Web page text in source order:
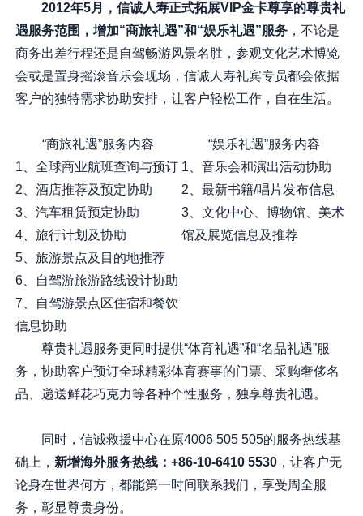
2012年5月，信诚人寿正式拓展VIP金卡尊享的尊贵礼
遇服务范围，增加“商旅礼遇”和“娱乐礼遇”服务，不论是
商务出差行程还是自驾畅游风景名胜，参观文化艺术博览
会或是置身摇滚音乐会现场，信诚人寿礼宾专员都会依据
客户的独特需求协助安排，让客户轻松工作，自在生活。
“商旅礼遇”服务内容
“娱乐礼遇”服务内容
1、全球商业航班查询与预订
2、酒店推荐及预定协助
3、汽车租赁预定协助
4、旅行计划及协助
5、旅游景点及目的地推荐
6、自驾游旅游路线设计协助
7、自驾游景点区住宿和餐饮
信息协助
1、音乐会和演出活动协助
2、最新书籍/唱片发布信息
3、文化中心、博物馆、美术
馆及展览信息及推荐
尊贵礼遇服务更同时提供“体育礼遇”和“名品礼遇”服
务，协助客户预订全球精彩体育赛事的门票、采购奢侈名
品、递送鲜花巧克力等各种个性服务，独享尊贵礼遇。
同时，信诚救援中心在原4006 505 505的服务热线基
础上， 新增海外服务热线：+86-10-6410 5530，让客户无
论身在世界何方，都能第一时间联系我们，享受周全服
务，彰显尊贵身份。